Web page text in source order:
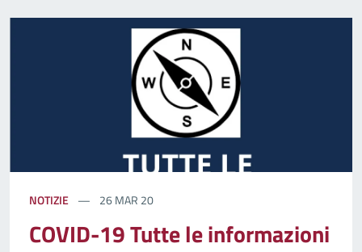
NOTIZIE 26 MAR 20
COVID-19 Tutte le informazioni